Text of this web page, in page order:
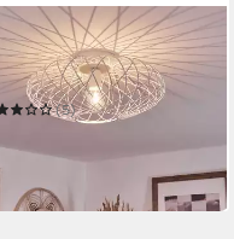
»Pieris«
Deckenlampe aus
in Weiß
(5)
4 Werktagen bei dir